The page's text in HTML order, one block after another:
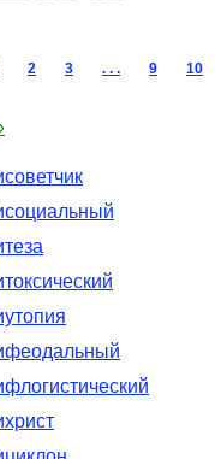
2 3 . . . 9 10